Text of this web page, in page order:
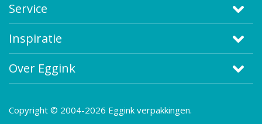
Service
Inspiratie
Over Eggink
Copyright © 2004-2026 Eggink verpakkingen.